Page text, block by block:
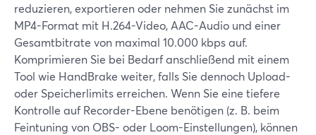
reduzieren, exportieren oder nehmen Sie zunächst im
MP4-Format mit H.264-Video, AAC-Audio und einer
Gesamtbitrate von maximal 10.000 kbps auf.
Komprimieren Sie bei Bedarf anschließend mit einem
Tool wie HandBrake weiter, falls Sie dennoch Upload-
oder Speicherlimits erreichen. Wenn Sie eine tiefere
Kontrolle auf Recorder-Ebene benötigen (z. B. beim
Feintuning von OBS- oder Loom-Einstellungen), können